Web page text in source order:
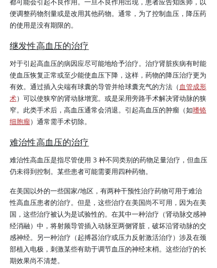
便调整药物剂量或是改用其他药物。通常，为了控制血压，降压药
的使用是没有期限的。
继发性高血压的治疗
对于引起高血压的病因应尽可能地给予治疗。治疗肾脏疾病有时能
使血压恢复正常或至少能使血压下降，这样，药物的降压治疗更为
有效。通过插入尖端有球囊的导管并给球囊充气的方法（ 血管成形
术）可以使狭窄的肾动脉增宽。或是采用旁路手术解决肾动脉的狭
窄。此类手术后，高血压通常会消退。引起高血压的肿瘤（如嗜铬
细胞瘤）通常需手术切除。
难治性高血压的治疗
难治性高血压是指尽管使用 3 种不同类别的药物足量治疗，但血压
仍未得到控制。某些患者可能需要用四种药物。
在美国以外的一些国家/地区，有两种干预性治疗药物可用于难治
性高血压患者的治疗。但是，这些治疗在美国尚不可用，因为在美
国，这些治疗被认为是试验性的。在其中一种治疗（肾动脉交感神
经消融）中，将射频导管插入动脉至两侧肾脏，破坏沿肾动脉的交
感神经。另一种治疗（起搏器治疗或压力反射激活治疗）涉及在颈
部植入电极，刺激某些有助于调节血压的神经末梢。这些治疗的长
期效果尚不清楚。